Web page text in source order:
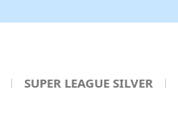
SUPER LEAGUE SILVER